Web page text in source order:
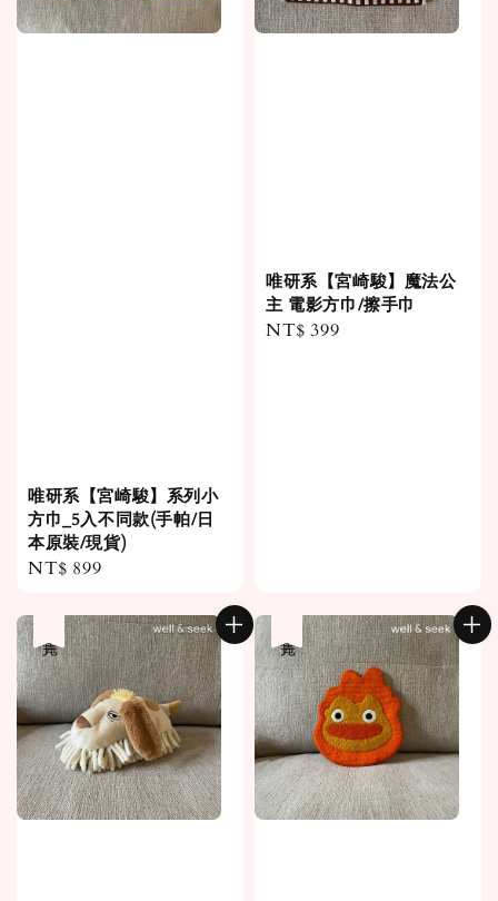
唯研系【宮崎駿】系列小
方巾_5入不同款(手帕/日
本原裝/現貨)
Regular
NT$ 899
唯研系【宮崎駿】魔法公
主 電影方巾/擦手巾
Regular
NT$ 399